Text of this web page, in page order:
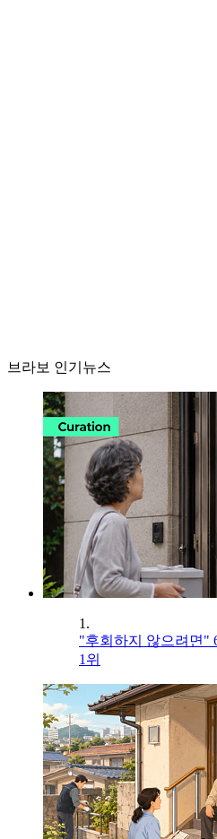
브라보 인기뉴스
1.
"후회하지 않으려면"
1위